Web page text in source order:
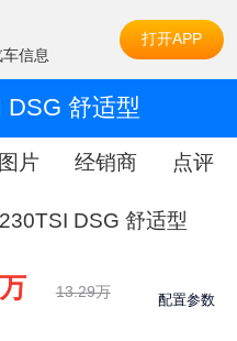
信息
打开APP
DSG 舒适型
图片 经销商 点评
DSG 舒适型
13.29万 配置参数